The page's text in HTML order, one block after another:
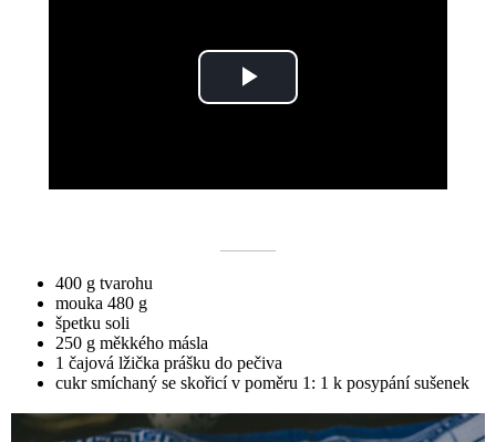
Play
––––––––––
400 g tvarohu
mouka 480 g
špetku soli
250 g měkkého másla
1 čajová lžička prášku do pečiva
cukr smíchaný se skořicí v poměru 1: 1 k posypání sušenek